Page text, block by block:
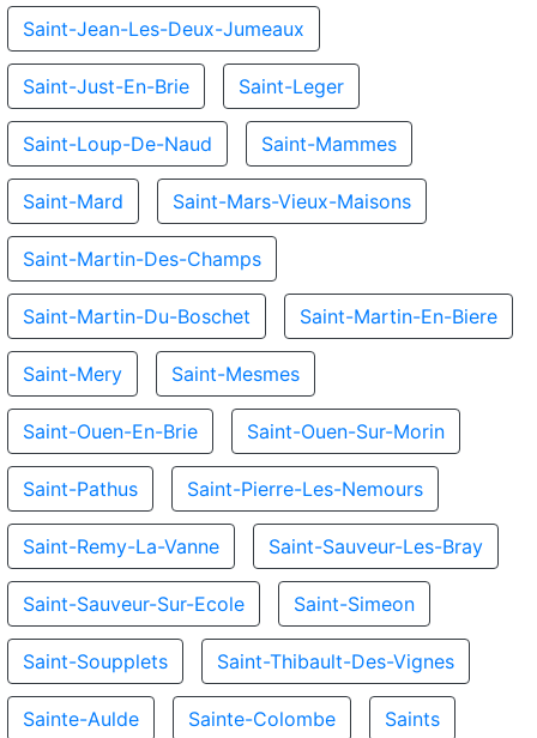
Saint-Jean-Les-Deux-Jumeaux
Saint-Just-En-Brie Saint-Leger
Saint-Loup-De-Naud Saint-Mammes
Saint-Mard Saint-Mars-Vieux-Maisons
Saint-Martin-Des-Champs
Saint-Martin-Du-Boschet Saint-Martin-En-Biere
Saint-Mery Saint-Mesmes
Saint-Ouen-En-Brie Saint-Ouen-Sur-Morin
Saint-Pathus Saint-Pierre-Les-Nemours
Saint-Remy-La-Vanne Saint-Sauveur-Les-Bray
Saint-Sauveur-Sur-Ecole Saint-Simeon
Saint-Soupplets Saint-Thibault-Des-Vignes
Sainte-Aulde Sainte-Colombe Saints